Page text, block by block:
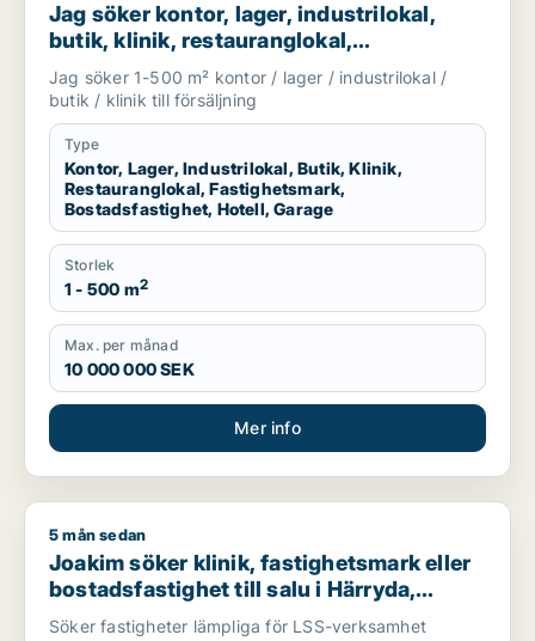
Jag söker kontor, lager, industrilokal,
butik, klinik, restauranglokal,
fastighetsmark, bostadsfastighet, hotell
eller garage till salu i Linköping,
Falkenberg eller Varberg m.fl.
Jag söker 1-500 m² kontor / lager / industrilokal /
butik / klinik till försäljning
Type
Kontor, Lager, Industrilokal, Butik, Klinik,
Restauranglokal, Fastighetsmark,
Bostadsfastighet, Hotell, Garage
Storlek
1 - 500 m2
Max. per månad
10 000 000 SEK
Mer info
Joakim söker klinik, fastighetsmark eller bostadsfastighet
5 mån sedan
Joakim söker klinik, fastighetsmark eller
bostadsfastighet till salu i Härryda,
Mölndal eller Göteborg
Söker fastigheter lämpliga för LSS-verksamhet